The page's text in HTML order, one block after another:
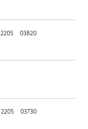
2205 03820
2205 03730